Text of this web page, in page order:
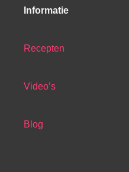
Informatie
Recepten
Video’s
Blog